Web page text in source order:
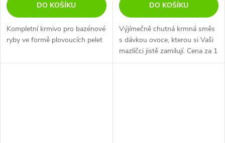
DO KOŠÍKU
Kompletní krmivo pro bazénové
ryby ve formě plovoucích pelet
DO KOŠÍKU
Výjímečně chutná krmná směs
s dávkou ovoce, kterou si Vaši
mazlíčci jistě zamilují. Cena za 1
kus (Množství v balení 6ks)